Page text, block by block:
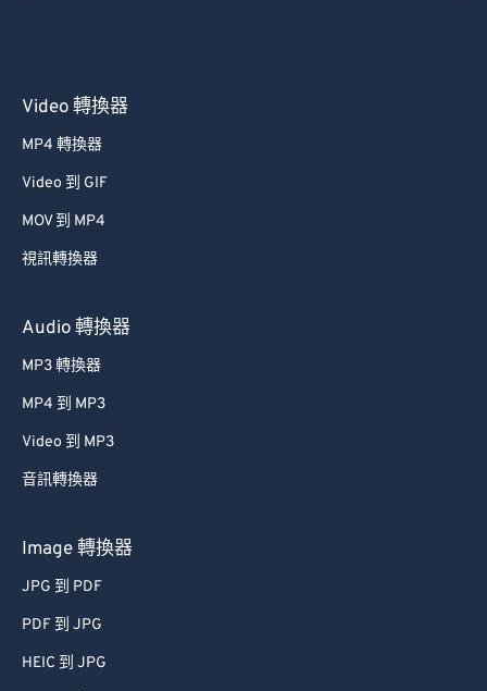
Video 轉換器
MP4 轉換器
Video 到 GIF
MOV 到 MP4
視訊轉換器
Audio 轉換器
MP3 轉換器
MP4 到 MP3
Video 到 MP3
音訊轉換器
Image 轉換器
JPG 到 PDF
PDF 到 JPG
HEIC 到 JPG